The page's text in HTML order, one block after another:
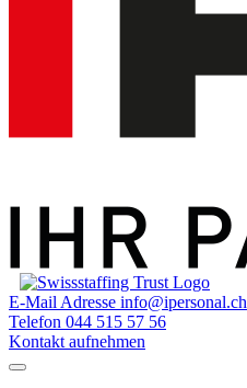
E-Mail Adresse info@ipersonal.ch
Telefon 044 515 57 56
Kontakt aufnehmen